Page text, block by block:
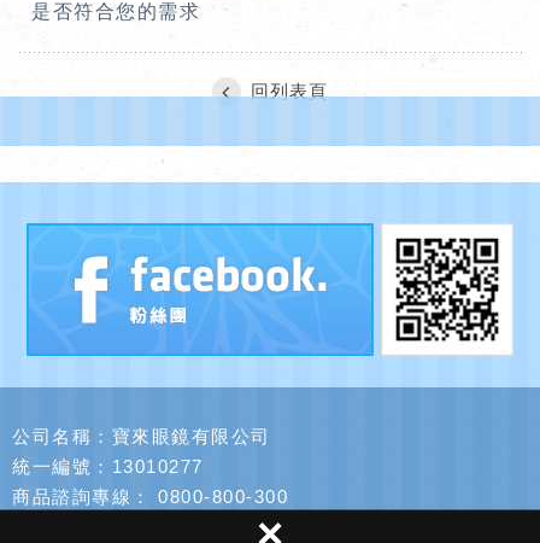
是否符合您的需求
回列表頁
×
公司名稱：寶來眼鏡有限公司
統一編號：13010277
商品諮詢專線： 0800-800-300